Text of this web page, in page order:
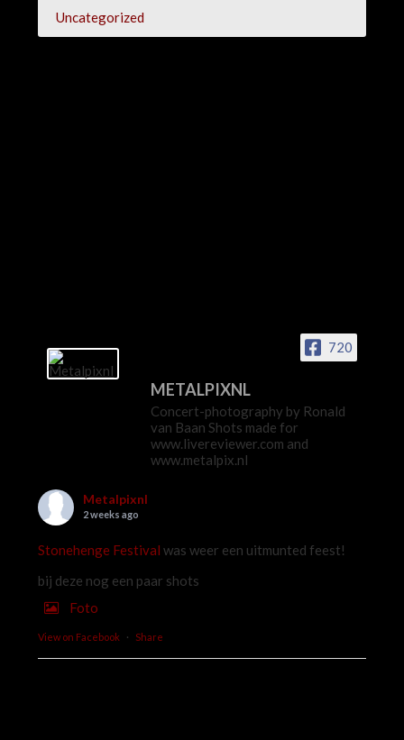
Uncategorized
720
METALPIXNL
Concert-photography by Ronald
van Baan Shots made for
www.livereviewer.com and
www.metalpix.nl
Metalpixnl
2 weeks ago
Stonehenge Festival was weer een uitmunted feest!
bij deze nog een paar shots
Foto
View on Facebook · Share